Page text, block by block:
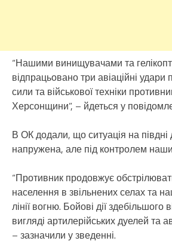
“Нашими винищувачами та
відпрацьовано три авіаційні
сили та військової техніки
Херсонщини”, – йдеться у
В ОК додали, що ситуація на півдні
напружена, але під контролем
“Противник продовжує
населення в звільнених селах та
лінії вогню. Бойові дії здебільшого
вигляді артилерійських дуелей та
– зазначили у зведенні.